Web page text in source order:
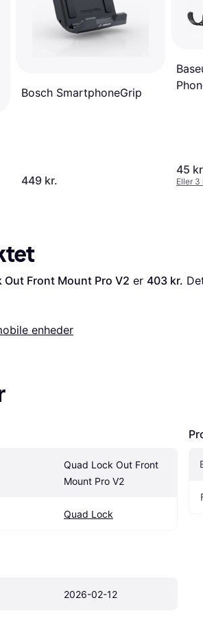
Bosch SmartphoneGrip
449 kr.
45
Eller 3
Out Front Mount Pro V2 er 403 kr.
enheder
Quad Lock Out Front
Mount Pro V2
Quad Lock
2026-02-12